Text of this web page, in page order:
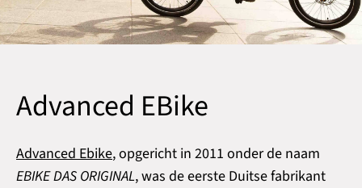
Advanced EBike
Advanced Ebike,opgericht in 2011 onder de naam
EBIKE DAS ORIGINAL, was de eerste Duitse fabrikant